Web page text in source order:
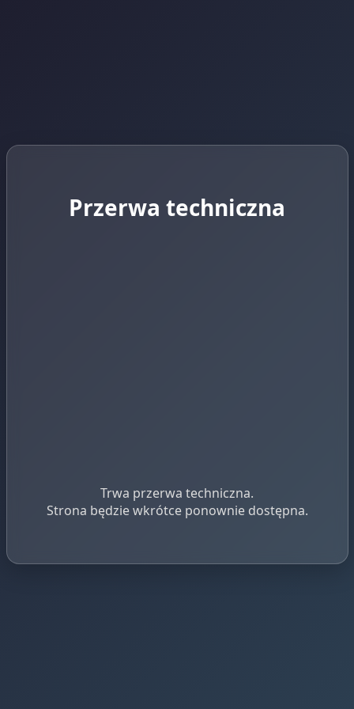
Przerwa techniczna
Trwa przerwa techniczna.
Strona będzie wkrótce ponownie dostępna.